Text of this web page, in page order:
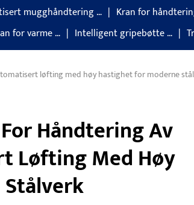
mugghåndtering … Kran for
for varme …
Intelligent gripebøtte …
løfting med høy hastighet for moderne
Håndtering Av
Løfting Med Høy